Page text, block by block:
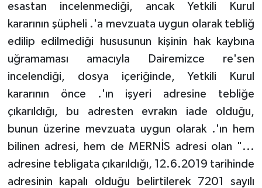
esastan incelenmediği, ancak Yetkili Kurul
kararının şüpheli .'a mevzuata uygun olarak tebliğ
edilip edilmediği hususunun kişinin hak kaybına
uğramaması amacıyla Dairemizce re'sen
incelendiği, dosya içeriğinde, Yetkili Kurul
kararının önce .'ın işyeri adresine tebliğe
çıkarıldığı, bu adresten evrakın iade olduğu,
bunun üzerine mevzuata uygun olarak .'ın hem
bilinen adresi, hem de MERNİS adresi olan "...
adresine tebligata çıkarıldığı, 12.6.2019 tarihinde
adresinin kapalı olduğu belirtilerek 7201 sayılı